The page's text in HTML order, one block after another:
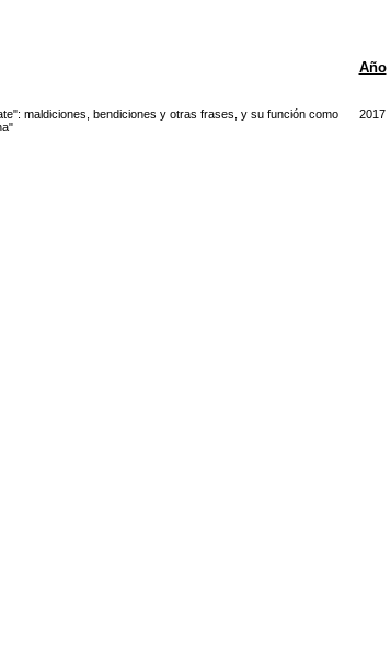
Año
maldiciones, bendiciones y otras frases, y su función como
2017